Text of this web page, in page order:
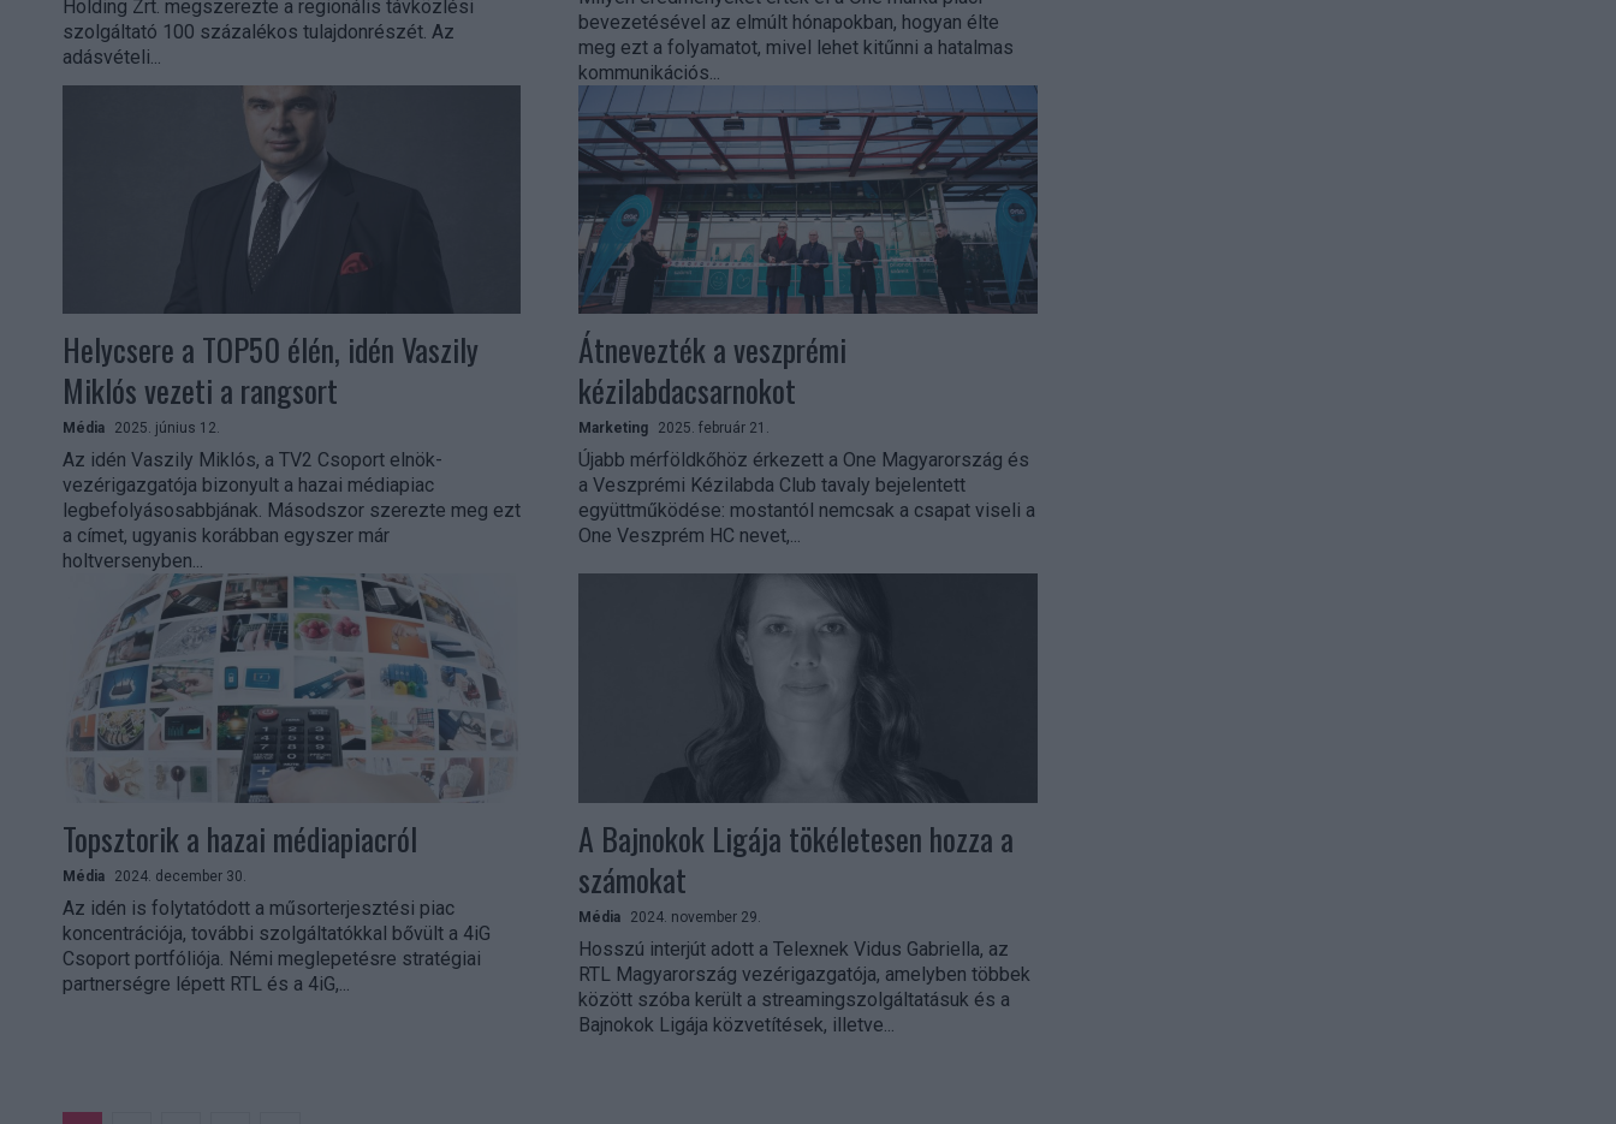
Holding Zrt. megszerezte a regionális távközlési
szolgáltató 100 százalékos tulajdonrészét. Az
adásvételi...
bevezetésével az elmúlt hónapokban, hogyan élte
meg ezt a folyamatot, mivel lehet kitűnni a hatalmas
kommunikációs...
Helycsere a TOP50 élén, idén Vaszily
Miklós vezeti a rangsort
Média 2025. június 12.
Az idén Vaszily Miklós, a TV2 Csoport elnök-
vezérigazgatója bizonyult a hazai médiapiac
legbefolyásosabbjának. Másodszor szerezte meg ezt
a címet, ugyanis korábban egyszer már
holtversenyben...
Átnevezték a veszprémi
kézilabdacsarnokot
Marketing 2025. február 21.
Újabb mérföldkőhöz érkezett a One Magyarország és
a Veszprémi Kézilabda Club tavaly bejelentett
együttműködése: mostantól nemcsak a csapat viseli a
One Veszprém HC nevet,...
Topsztorik a hazai médiapiacról
Média 2024. december 30.
Az idén is folytatódott a műsorterjesztési piac
koncentrációja, további szolgáltatókkal bővült a 4iG
Csoport portfóliója. Némi meglepetésre stratégiai
partnerségre lépett RTL és a 4iG,...
A Bajnokok Ligája tökéletesen hozza a
számokat
Média 2024. november 29.
Hosszú interjút adott a Telexnek Vidus Gabriella, az
RTL Magyarország vezérigazgatója, amelyben többek
között szóba került a streamingszolgáltatásuk és a
Bajnokok Ligája közvetítések, illetve...